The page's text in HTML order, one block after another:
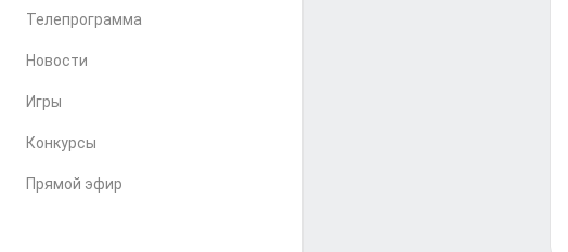
Телепрограмма
Новости
Игры
Конкурсы
Прямой эфир